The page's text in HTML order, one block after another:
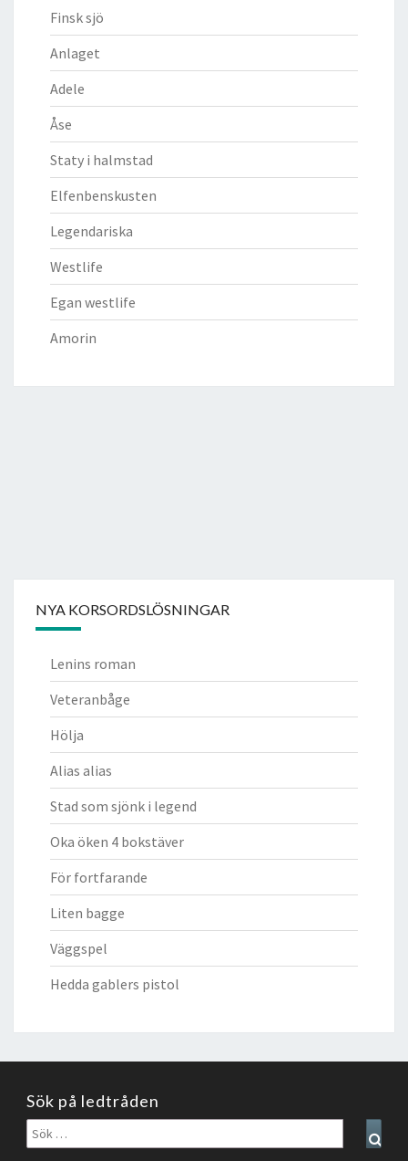
Finsk sjö
Anlaget
Adele
Åse
Staty i halmstad
Elfenbenskusten
Legendariska
Westlife
Egan westlife
Amorin
NYA KORSORDSLÖSNINGAR
Lenins roman
Veteranbåge
Hölja
Alias alias
Stad som sjönk i legend
Oka öken 4 bokstäver
För fortfarande
Liten bagge
Väggspel
Hedda gablers pistol
Sök på ledtråden
Sök
efter: